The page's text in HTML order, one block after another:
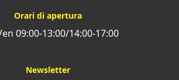
Orari di apertura
09:00-13:00/14:00-17:00
Newsletter